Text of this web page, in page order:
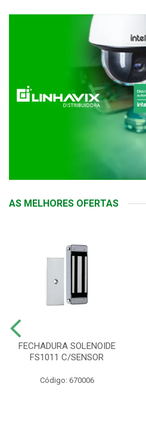
AS MELHORES OFERTAS
FECHADURA SOLENOIDE
FS1011 C/SENSOR
Código: 670006